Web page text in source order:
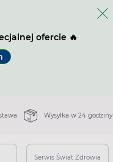
ofercie 🔥
Wysyłka w 24 godziny
Serwis Świat Zdrowia